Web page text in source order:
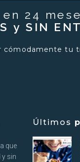
en 24
y SIN
cómodamente tu
que
y sin
Últimos